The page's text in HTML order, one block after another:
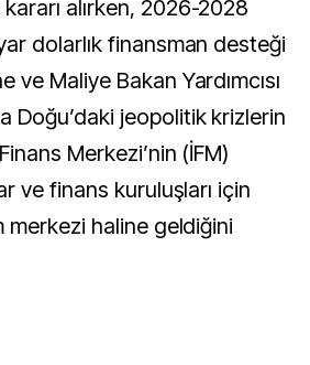
alırken, 2026-2028
dolarlık finansman desteği
ve Maliye Bakan Yardımcısı
Doğu’daki jeopolitik krizlerin
Merkezi’nin (İFM)
ve finans kuruluşları için
haline geldiğini